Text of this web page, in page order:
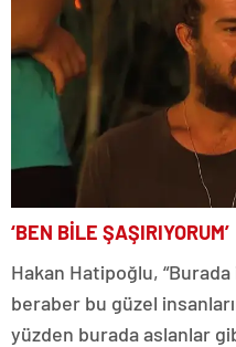
‘BEN BİLE ŞAŞIRIYORUM’
Hakan Hatipoğlu, “Burada
beraber bu güzel
yüzden burada aslanlar